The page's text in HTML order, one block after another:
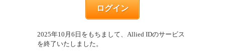
ログイン
2025年10月6日をもちまして、Allied IDのサービス
を終了いたしました。